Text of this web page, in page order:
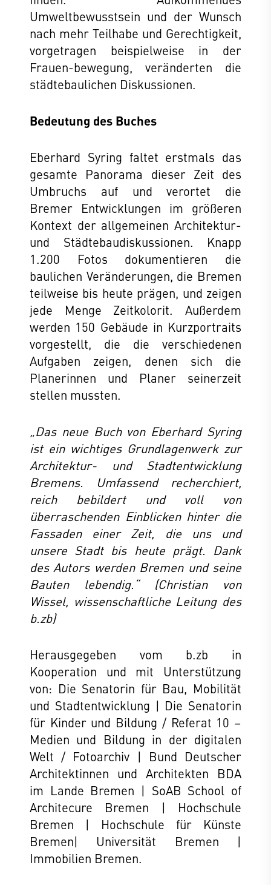
Umweltbewusstsein und der Wunsch
nach mehr Teilhabe und Gerechtigkeit,
vorgetragen beispielweise in der
Frauen-bewegung, veränderten die
städtebaulichen Diskussionen.
Bedeutung des Buches
Eberhard Syring faltet erstmals das
gesamte Panorama dieser Zeit des
Umbruchs auf und verortet die
Bremer Entwicklungen im größeren
Kontext der allgemeinen Architektur-
und Städtebaudiskussionen. Knapp
1.200 Fotos dokumentieren die
baulichen Veränderungen, die Bremen
teilweise bis heute prägen, und zeigen
jede Menge Zeitkolorit. Außerdem
werden 150 Gebäude in Kurzportraits
vorgestellt, die die verschiedenen
Aufgaben zeigen, denen sich die
Planerinnen und Planer seinerzeit
stellen mussten.
„Das neue Buch von Eberhard Syring
ist ein wichtiges Grundlagenwerk zur
Architektur- und Stadtentwicklung
Bremens. Umfassend recherchiert,
reich bebildert und voll von
überraschenden Einblicken hinter die
Fassaden einer Zeit, die uns und
unsere Stadt bis heute prägt. Dank
des Autors werden Bremen und seine
Bauten lebendig.“ (Christian von
Wissel, wissenschaftliche Leitung des
b.zb)
Herausgegeben vom b.zb in
Kooperation und mit Unterstützung
von: Die Senatorin für Bau, Mobilität
und Stadtentwicklung | Die Senatorin
für Kinder und Bildung / Referat 10 –
Medien und Bildung in der digitalen
Welt / Fotoarchiv | Bund Deutscher
Architektinnen und Architekten BDA
im Lande Bremen | SoAB School of
Architecure Bremen | Hochschule
Bremen | Hochschule für Künste
Bremen| Universität Bremen |
Immobilien Bremen.